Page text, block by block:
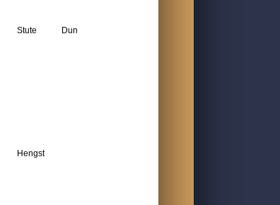
Stute Dun
Hengst